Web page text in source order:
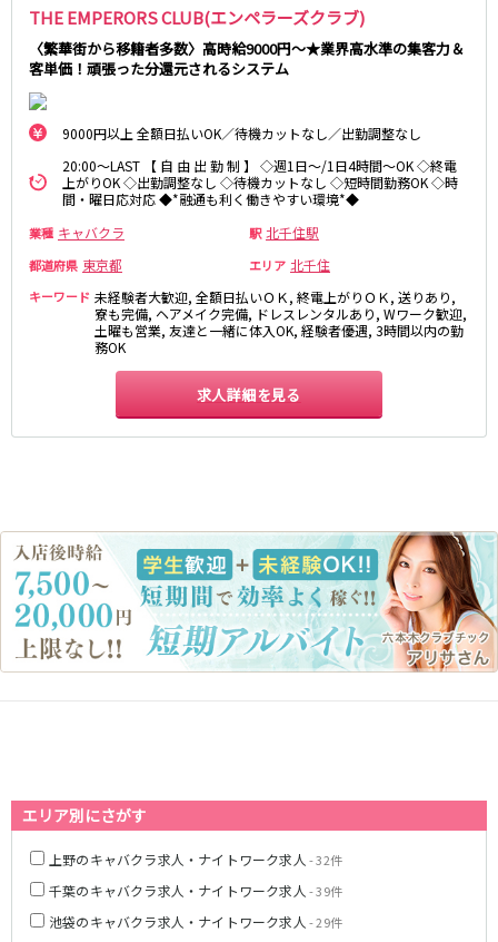
THE EMPERORS CLUB(エンペラーズクラブ)
〈繁華街から移籍者多数〉高時給9000円～★業界高水準の集客力＆
客単価！頑張った分還元されるシステム
9000円以上 全額日払いOK／待機カットなし／出勤調整なし
20:00～LAST 【 自 由 出 勤 制 】 ◇週1日～/1日4時間～OK ◇終電
上がりOK ◇出勤調整なし ◇待機カットなし ◇短時間勤務OK ◇時
間・曜日応対応 ◆*融通も利く働きやすい環境*◆
業種 キャバクラ 駅 北千住駅
都道府県 東京都 エリア 北千住
キーワード 未経験者大歓迎, 全額日払いＯＫ, 終電上がりＯＫ, 送りあり,
寮も完備, ヘアメイク完備, ドレスレンタルあり, Wワーク歓迎,
土曜も営業, 友達と一緒に体入OK, 経験者優遇, 3時間以内の勤
務OK
求人詳細を見る
エリア別にさがす
上野のキャバクラ求人・ナイトワーク求人 - 32件
千葉のキャバクラ求人・ナイトワーク求人 - 39件
池袋のキャバクラ求人・ナイトワーク求人 - 29件
荻窪・阿佐ヶ谷
浅草・浅草橋・両国
下北沢・経堂
大塚・巣鴨
東陽町・門前仲町
府中
綾瀬・竹ノ塚・西新井
調布
高円寺
国分寺
亀有・金町
新宿
守谷
大泉学園・石神井公園
西麻布
神奈川県
川崎
藤沢・鎌倉
相模原
横須賀
上大岡・戸塚
新横浜
武蔵小杉
たまプラーザ・向ヶ丘遊園・鷺沼
元住吉・綱島
川崎中部
横浜東部
川崎北部
茅ヶ崎
桜木町
横浜西部
大宮
志木
南越谷
川越
所沢
熊谷
千葉駅
錦糸町駅
新宿駅
吉祥寺駅
中野駅
本八幡駅
西船橋駅
津田沼駅
亀戸駅
小岩駅
高円寺駅
荻窪駅
市川駅
阿佐ヶ谷駅
三鷹駅
新小岩駅
平井駅
稲毛駅
両国駅
西荻窪駅
浅草橋駅
東中野駅
幕張本郷駅
四ツ谷駅
新宿駅
立川駅
吉祥寺駅
神田駅
八王子駅
中野駅
高円寺駅
荻窪駅
阿佐ヶ谷駅
三鷹駅
国分寺駅
西荻窪駅
西国分寺駅
高尾駅
四ツ谷駅
JR山手線
新橋駅
池袋駅